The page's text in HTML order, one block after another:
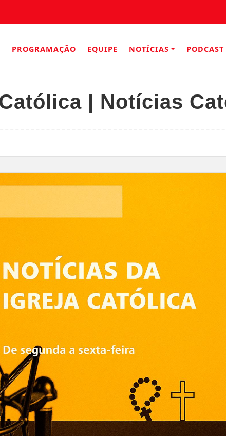
PROGRAMAÇÃO EQUIPE NOTÍCIAS
| Notícias